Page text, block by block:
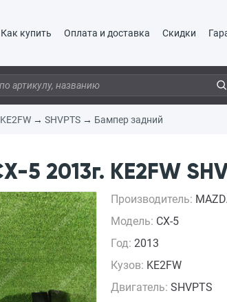
Как купить Оплата и доставка Скидки
KE2FW → SHVPTS → Бампер задний
5 2013г. KE2FW
Производитель:
Модель: CX-5
Год: 2013
Кузов: KE2FW
Двигатель: SHVPTS